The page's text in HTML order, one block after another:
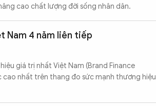
cao chất lượng đời sống nhân dân.
Nam 4 năm liên tiếp
giá trị nhất Việt Nam (Brand Finance
cao nhất trên thang đo sức mạnh thương hiệu